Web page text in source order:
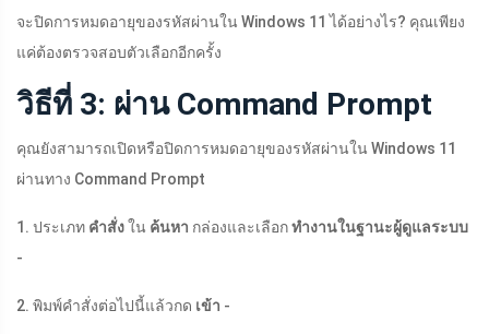
จะปิดการหมดอายุของรหัสผ่านใน Windows 11 ได้อย่างไร? คุณเพียง
แค่ต้องตรวจสอบตัวเลือกอีกครั้ง
วิธีที่ 3: ผ่าน Command Prompt
คุณยังสามารถเปิดหรือปิดการหมดอายุของรหัสผ่านใน Windows 11
ผ่านทาง Command Prompt
1. ประเภท คำสั่งใน ค้นหา กล่องและเลือกทำงานในฐานะผู้ดูแลระบบ
-
2. พิมพ์คำสั่งต่อไปนี้แล้วกด เข้า -